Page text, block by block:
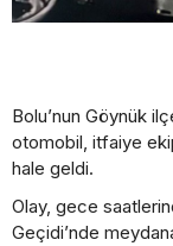
Bolu’nun Göynük
otomobil, itfaiye
hale geldi.
Olay, gece
Geçidi’nde